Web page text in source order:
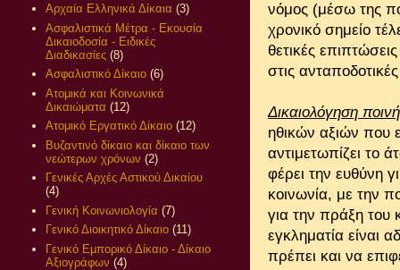
νόμος (μέσω της
χρονικό σημείο
θετικές
στις
Δικαιολόγηση
ηθικών αξιών που
αντιμετωπίζει το
φέρει την ευθύνη
κοινωνία, με την
για την πράξη
εγκληματία είναι
πρέπει και να
Αρχαία Ελληνικά Δίκαια (3)
Ασφαλιστικά Μέτρα - Εκουσία
Δικαιοδοσία - Ειδικές
Διαδικασίες (8)
Ασφαλιστικό Δίκαιο (6)
Ατομικά και Κοινωνικά
Δικαιώματα (12)
Ατομικό Εργατικό Δίκαιο (12)
Βυζαντινό δίκαιο και δίκαιο των
νεώτερων χρόνων (2)
Γενικές Αρχές Αστικού Δικαίου
(4)
Γενική Κοινωνιολογία (7)
Γενικό Διοικητικό Δίκαιο (11)
Γενικό Εμπορικό Δίκαιο - Δίκαιο
Αξιογράφων (4)